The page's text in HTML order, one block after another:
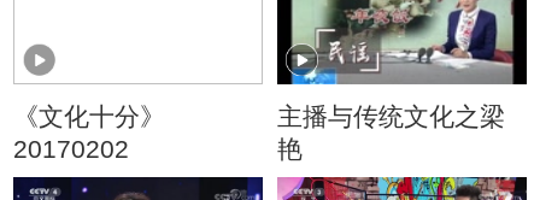
《文化十分》
20170202
主播与传统文化之梁
艳